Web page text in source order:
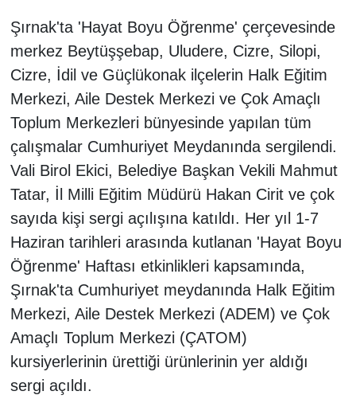
Şırnak'ta 'Hayat Boyu Öğrenme' çerçevesinde
merkez Beytüşşebap, Uludere, Cizre, Silopi,
Cizre, İdil ve Güçlükonak ilçelerin Halk Eğitim
Merkezi, Aile Destek Merkezi ve Çok Amaçlı
Toplum Merkezleri bünyesinde yapılan tüm
çalışmalar Cumhuriyet Meydanında sergilendi.
Vali Birol Ekici, Belediye Başkan Vekili Mahmut
Tatar, İl Milli Eğitim Müdürü Hakan Cirit ve çok
sayıda kişi sergi açılışına katıldı. Her yıl 1-7
Haziran tarihleri arasında kutlanan 'Hayat Boyu
Öğrenme' Haftası etkinlikleri kapsamında,
Şırnak'ta Cumhuriyet meydanında Halk Eğitim
Merkezi, Aile Destek Merkezi (ADEM) ve Çok
Amaçlı Toplum Merkezi (ÇATOM)
kursiyerlerinin ürettiği ürünlerinin yer aldığı
sergi açıldı.